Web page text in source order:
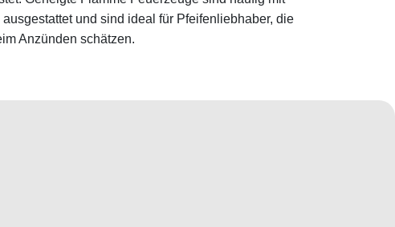
und sind ideal für Pfeifenliebhaber, die
Anzünden schätzen.